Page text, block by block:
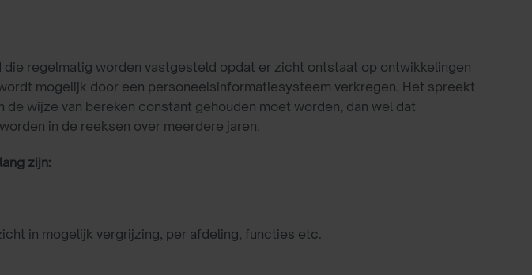
regelmatig worden vastgesteld opdat er zicht ontstaat op ontwikkelingen
mogelijk door een personeelsinformatiesysteem verkregen. Het spreekt
wijze van bereken constant gehouden moet worden, dan wel dat
in de reeksen over meerdere jaren.
zijn:
in mogelijk vergrijzing, per afdeling, functies etc.